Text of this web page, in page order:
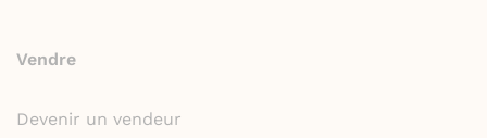
Vendre
Devenir un vendeur